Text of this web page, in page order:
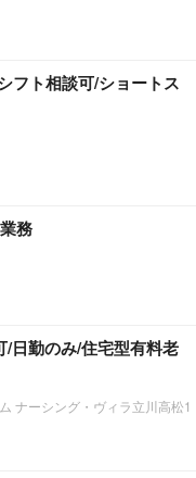
フト相談可/ショートス
務
/日勤のみ/住宅型有料老
ナーシング・ヴィラ立川高松1